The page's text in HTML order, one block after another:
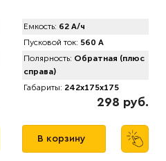
Емкость: 62 А/ч
Пусковой ток: 560 А
Полярность: Обратная (плюс
справа)
Габариты: 242x175x175
298 руб.
В корзину